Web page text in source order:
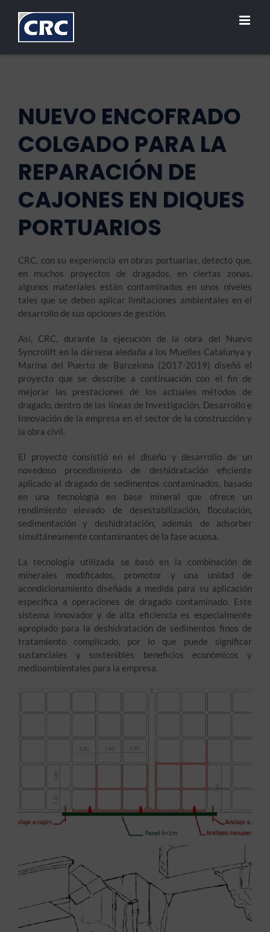
contenido
NUEVO ENCOFRADO
COLGADO PARA LA
REPARACIÓN DE
CAJONES EN DIQUES
PORTUARIOS
CRC, con su experiencia en obras portuarias, detectó que,
en muchos proyectos de dragados, en ciertas zonas,
algunos materiales están contaminados en unos niveles
tales que se deben aplicar limitaciones ambientales en el
desarrollo de sus opciones de gestión.
Así, CRC, durante la ejecución de la obra del Nuevo
Syncrolift en la dársena aledaña a los Muelles Catalunya y
Marina del Puerto de Barcelona (2017-2019) diseñó el
proyecto que se describe a continuación con el fin de
mejorar las prestaciones de los actuales métodos de
dragado, dentro de las líneas de Investigación, Desarrollo e
Innovación de la empresa en el sector de la construcción y
la obra civil.
El proyecto consistió en el diseño y desarrollo de un
novedoso procedimiento de deshidratación eficiente
aplicado al dragado de sedimentos contaminados, basado
en una tecnología en base mineral que ofrece un
rendimiento elevado de desestabilización, floculación,
sedimentación y deshidratación, además de adsorber
simultáneamente contaminantes de la fase acuosa.
La tecnología utilizada se basó en la combinación de
minerales modificados, promotor y una unidad de
acondicionamiento diseñada a medida para su aplicación
específica a operaciones de dragado contaminado. Este
sistema innovador y de alta eficiencia es especialmente
apropiado para la deshidratación de sedimentos finos de
tratamiento complicado, por lo que puede significar
sustanciales y sostenibles beneficios económicos y
medioambientales para la empresa.